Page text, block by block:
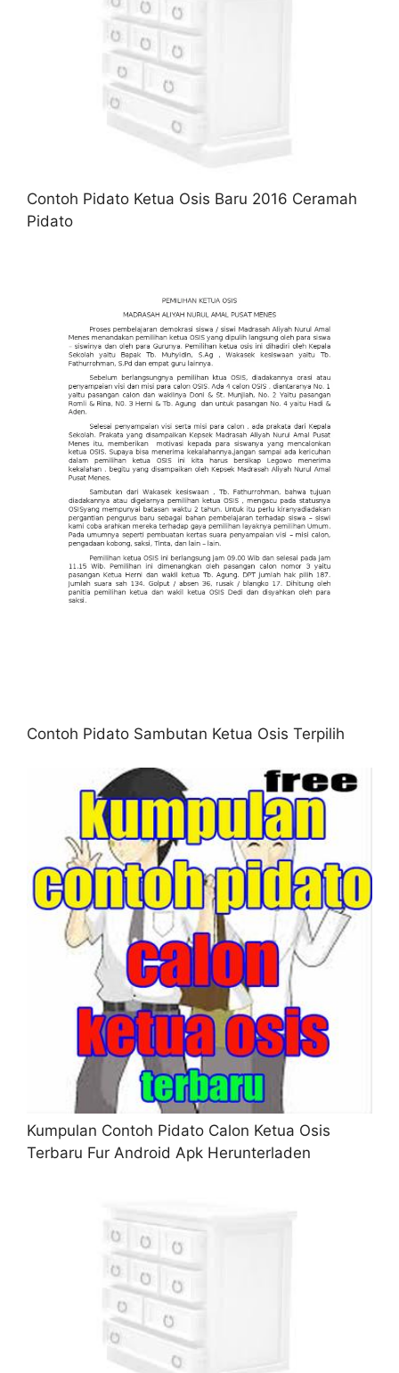
Contoh Pidato Ketua Osis Baru 2016 Ceramah
Pidato
Contoh Pidato Sambutan Ketua Osis Terpilih
Kumpulan Contoh Pidato Calon Ketua Osis
Terbaru Fur Android Apk Herunterladen